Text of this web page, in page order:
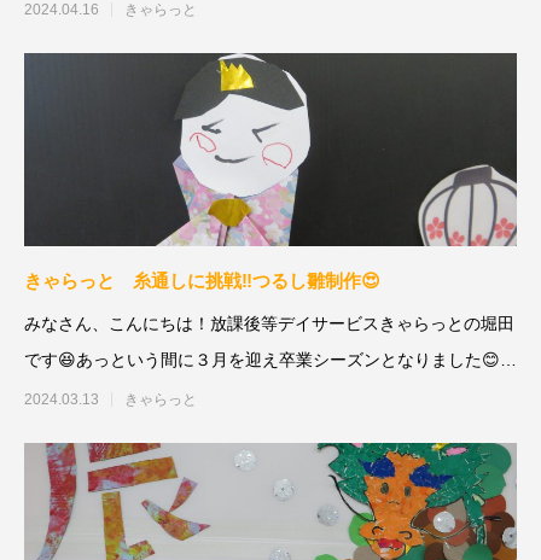
2024.04.16 きゃらっと
きゃらっと 糸通しに挑戦‼つるし雛制作😍
みなさん、こんにちは！放課後等デイサービスきゃらっとの堀田
です😆あっという間に３月を迎え卒業シーズンとなりました😊🌷
卒業
2024.03.13 きゃらっと